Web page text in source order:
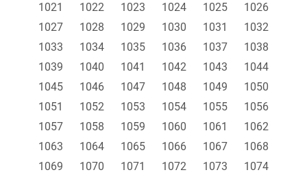
1021
1022 1023 1024 1025
1026
1027
1028 1029 1030 1031
1032
1033
1034 1035 1036 1037
1038
1039
1040 1041 1042 1043
1044
1045
1046 1047 1048 1049
1050
1051
1052 1053 1054 1055
1056
1057
1058 1059 1060 1061
1062
1063
1064 1065 1066 1067
1068
1069
1070 1071 1072 1073
1074